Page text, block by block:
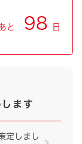
と 98 日
ます
定しまし